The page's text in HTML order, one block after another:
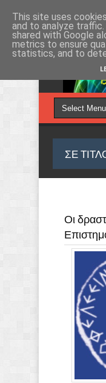
ΣΕ
ΜΕ
Ο ΥΛΙΚΟΣ ΚΟΣΜΟΣ ΠΟΥ
Οι
This site uses
and to analyze traffic.
shared with Google
metrics to ensure
statistics, and to